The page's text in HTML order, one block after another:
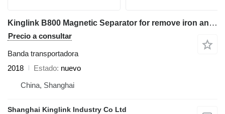
Kinglink B800 Magnetic Separator for remove iron and steels
Precio a consultar
Banda transportadora
2018
Estado nuevo
China, Shanghai
Shanghai Kinglink Industry Co Ltd